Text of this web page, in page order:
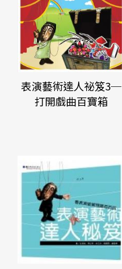
表演藝術達人祕笈3─
打開戲曲百寶箱